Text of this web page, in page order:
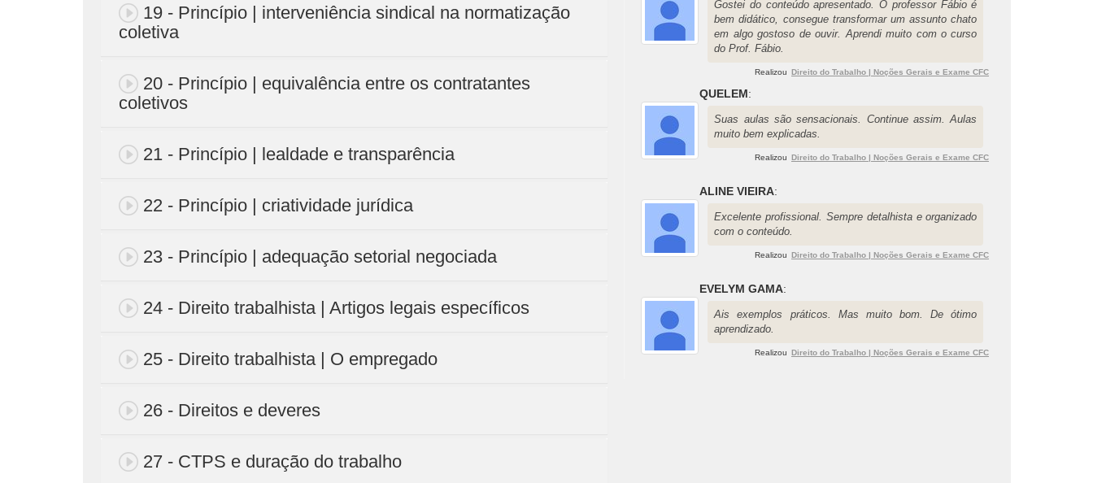
19 - Princípio | interveniência sindical na normatização
coletiva
20 - Princípio | equivalência entre os contratantes
coletivos
21 - Princípio | lealdade e transparência
22 - Princípio | criatividade jurídica
23 - Princípio | adequação setorial negociada
24 - Direito trabalhista | Artigos legais específicos
25 - Direito trabalhista | O empregado
26 - Direitos e deveres
27 - CTPS e duração do trabalho
Gostei do conteúdo apresentado. O professor Fábio é
bem didático, consegue transformar um assunto chato
em algo gostoso de ouvir. Aprendi muito com o curso
do Prof. Fábio.
Realizou Direito do Trabalho | Noções Gerais e Exame CFC
QUELEM:
Suas aulas são sensacionais. Continue assim. Aulas
muito bem explicadas.
Realizou Direito do Trabalho | Noções Gerais e Exame CFC
ALINE VIEIRA:
Excelente profissional. Sempre detalhista e organizado
com o conteúdo.
Realizou Direito do Trabalho | Noções Gerais e Exame CFC
EVELYM GAMA:
Ais exemplos práticos. Mas muito bom. De ótimo
aprendizado.
Realizou Direito do Trabalho | Noções Gerais e Exame CFC